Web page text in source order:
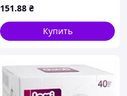
Кинезиотейп для
подтягивания груди
151.88 ₴
Купить